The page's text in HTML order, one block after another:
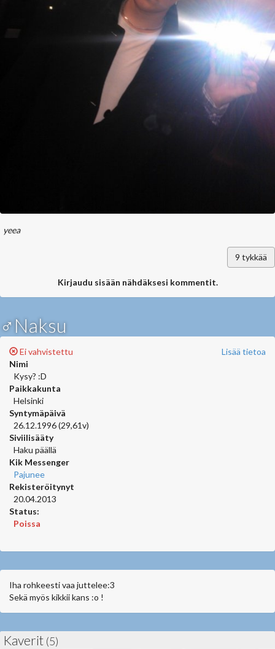
yeea
9 tykkää
Kirjaudu sisään nähdäksesi kommentit.
♂Naksu
Lisää tietoa
Ei vahvistettu
Nimi
Kysy? :D
Paikkakunta
Helsinki
Syntymäpäivä
26.12.1996 (29,61v)
Siviilisääty
Haku päällä
Kik Messenger
Pajunee
Rekisteröitynyt
20.04.2013
Status:
Poissa
Iha rohkeesti vaa juttelee:3
Sekä myös kikkii kans :o !
Kaverit (5)